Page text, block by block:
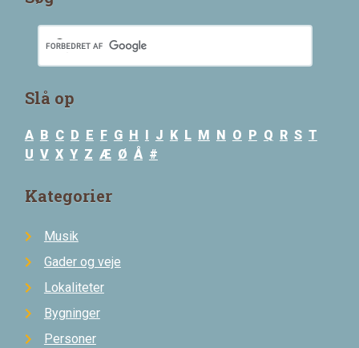
Slå op
A B C D E F G H I J K L M N O P Q R S T
U V X Y Z Æ Ø Å #
Kategorier
Musik
Gader og veje
Lokaliteter
Bygninger
Personer